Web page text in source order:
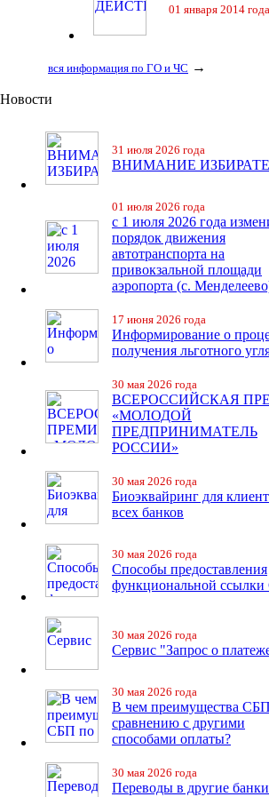
01 января 2014 года
вся информация по ГО и ЧС →
Новости
31 июля 2026 года
ВНИМАНИЕ
01 июля 2026 года
с 1 июля 2026 года
порядок движения
автотранспорта на
привокзальной площади
аэропорта (с.
17 июня 2026 года
Информирование о
получения льготного
30 мая 2026 года
ВСЕРОССИЙСКАЯ
«МОЛОДОЙ
ПРЕДПРИНИМАТЕЛЬ
РОССИИ»
30 мая 2026 года
Биоэквайринг для
всех банков
30 мая 2026 года
Способы предоставления
функциональной
30 мая 2026 года
Сервис "Запрос о
30 мая 2026 года
В чем преимущества
сравнению с другими
способами оплаты?
30 мая 2026 года
Переводы в другие